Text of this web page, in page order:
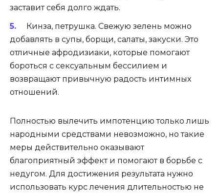
заставит себя долго ждать.
Кинза, петрушка. Свежую зелень можно
добавлять в супы, борщи, салаты, закуски. Это
отличные афродизиаки, которые помогают
бороться с сексуальным бессилием и
возвращают привычную радость интимных
отношений.
Полностью вылечить импотенцию только лишь
народными средствами невозможно, но такие
меры действительно оказывают
благоприятный эффект и помогают в борьбе с
недугом. Для достижения результата нужно
использовать курс лечения длительностью не